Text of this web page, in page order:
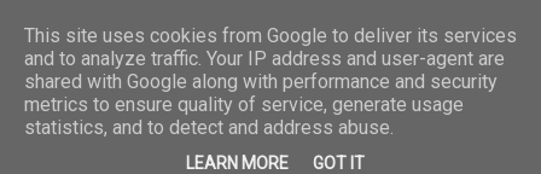
Όλη η Αθήνα βρέθηκε στο λαμπερό opening του DINAS eat
real
FOOD
This site uses cookies from Google to deliver its services
and to analyze traffic. Your IP address and user-agent are
shared with Google along with performance and security
metrics to ensure quality of service, generate usage
statistics, and to detect and address abuse.
LEARN MORE GOT IT